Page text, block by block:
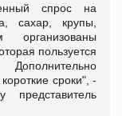
спрос на
сахар, крупы,
пользуется
сроки", -
представитель